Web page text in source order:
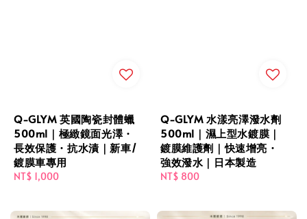
Q-GLYM 英國陶瓷封體蠟
500ml｜極緻鏡面光澤・
長效保護・抗水漬｜新車/
鍍膜車專用
Regular
NT$ 1,000
Q-GLYM 水漾亮澤潑水劑
500ml｜濕上型水鍍膜｜
鍍膜維護劑｜快速增亮・
強效潑水｜日本製造
Regular
NT$ 800